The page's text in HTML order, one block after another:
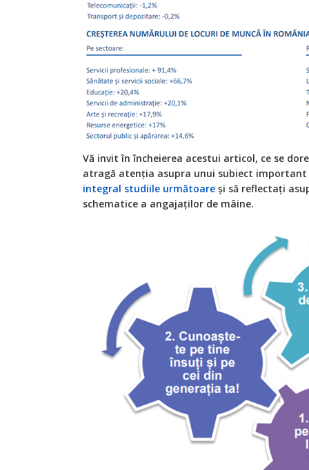
Vă invit în încheierea acestui articol, ce se
atragă atenția asupra unui subiect
integral studiile următoare și să reflectați
schematice a angajaților de mâine.